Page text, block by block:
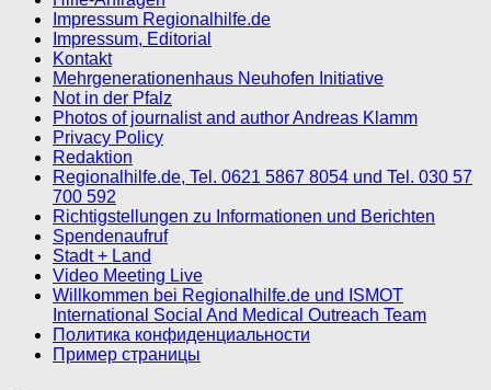
Impressum Regionalhilfe.de
Impressum, Editorial
Kontakt
Mehrgenerationenhaus Neuhofen Initiative
Not in der Pfalz
Photos of journalist and author Andreas Klamm
Privacy Policy
Redaktion
Regionalhilfe.de, Tel. 0621 5867 8054 und Tel. 030 57
700 592
Richtigstellungen zu Informationen und Berichten
Spendenaufruf
Stadt + Land
Video Meeting Live
Willkommen bei Regionalhilfe.de und ISMOT
International Social And Medical Outreach Team
Политика конфиденциальности
Пример страницы